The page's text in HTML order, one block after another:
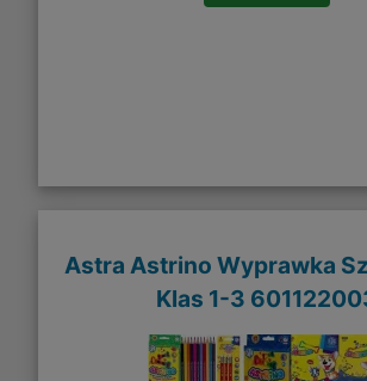
Astra Astrino Wyprawka
Klas 1-3